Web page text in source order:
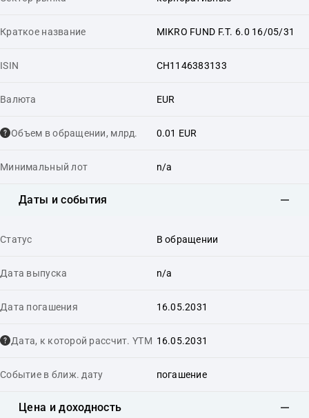
Краткое название MIKRO FUND F.T. 6.0 16/05/31
ISIN CH1146383133
Валюта EUR
Объем в обращении, млрд. 0.01 EUR
Минимальный лот n/a
Даты и события
Статус В обращении
Дата выпуска n/a
Дата погашения 16.05.2031
Дата, к которой рассчит. YTM 16.05.2031
Событие в ближ. дату погашение
Цена и доходность